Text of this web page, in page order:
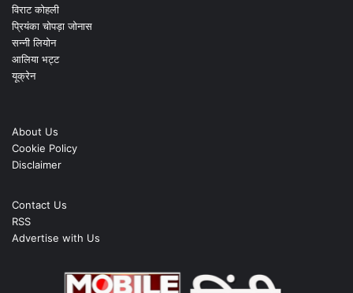
विराट कोहली
प्रियंका चोपड़ा जोनास
सन्नी लियोन
आलिया भट्ट
यूक्रेन
About Us
Cookie Policy
Disclaimer
Contact Us
RSS
Advertise with Us